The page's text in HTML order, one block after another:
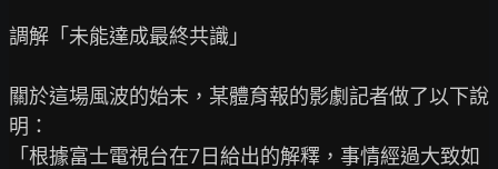
調解「未能達成最終共識」
關於這場風波的始末，某體育報的影劇記者做了以下說
明：
「根據富士電視台在7日給出的解釋，事情經過大致如